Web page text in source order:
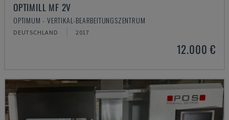
OPTIMILL MF 2V
OPTIMUM - VERTIKAL-BEARBEITUNGSZENTRUM
DEUTSCHLAND 2017
12.000 €